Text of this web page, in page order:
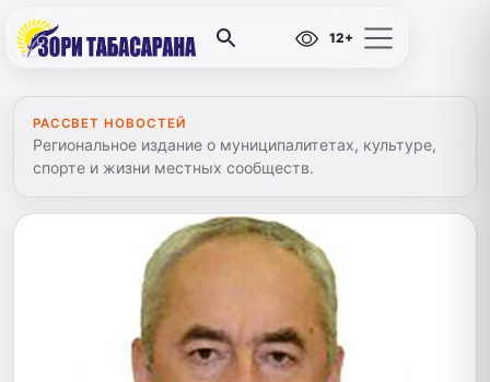
12+
РАССВЕТ НОВОСТЕЙ
Региональное издание о муниципалитетах, культуре,
спорте и жизни местных сообществ.